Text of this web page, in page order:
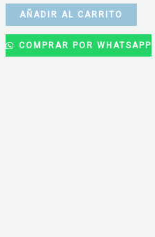
AÑADIR AL CARRITO
COMPRAR POR WHATSAPP